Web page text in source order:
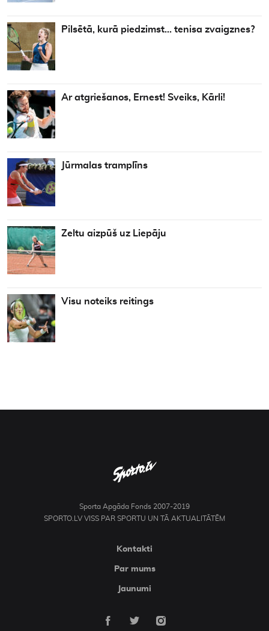
Pilsētā, kurā piedzimst… tenisa zvaigznes?
Ar atgriešanos, Ernest! Sveiks, Kārli!
Jūrmalas tramplīns
Zeltu aizpūš uz Liepāju
Visu noteiks reitings
Sporta Apgāda Fonds 2007-2019
SPORTO.LV VISS PAR SPORTU UN TĀ AKTUALITĀTĒM
Kontakti
Par mums
Jaunumi